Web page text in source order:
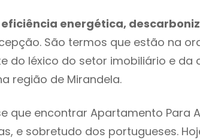
eficiência energética,
São termos que estão na
do léxico do setor imobiliário e
região de Mirandela.
que encontrar Apartamento Para
e sobretudo dos portugueses.